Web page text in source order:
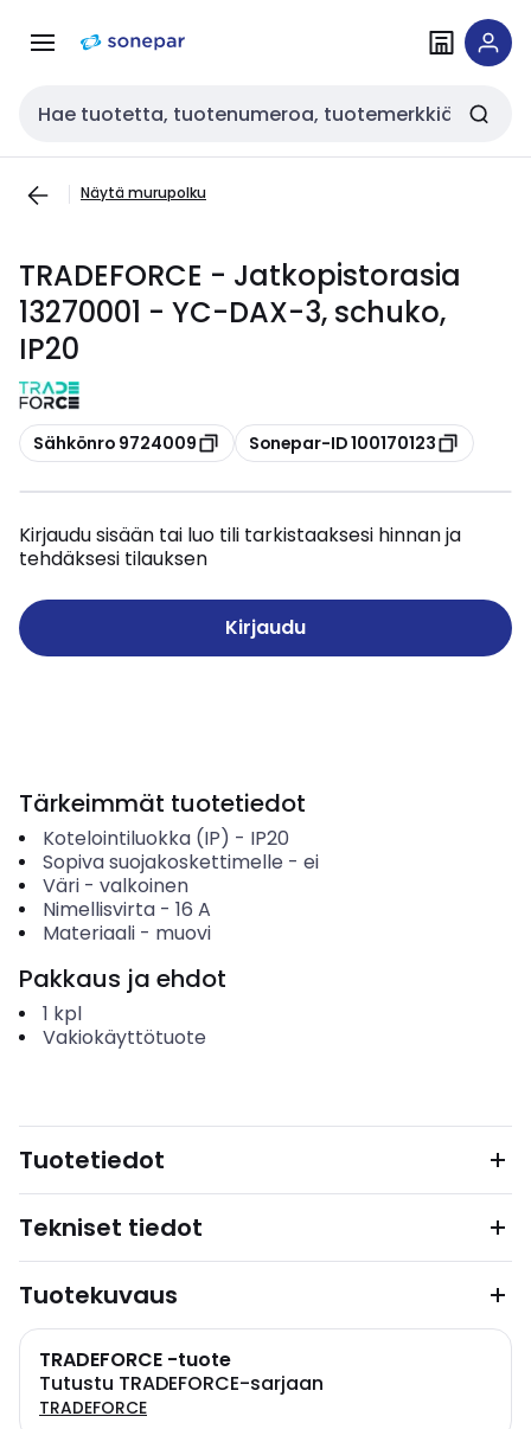
navigointiinsisältöön
Haku
Näytä murupolku
TRADEFORCE - Jatkopistorasia
13270001 - YC-DAX-3, schuko,
IP20
Kopioi
Sähkönro 9724009 Kopioi
Sonepar-ID 100170123
Kirjaudu sisään tai luo tili tarkistaaksesi hinnan ja
tehdäksesi tilauksen
Kirjaudu
Tärkeimmät tuotetiedot
Kotelointiluokka (IP) - IP20
Sopiva suojakoskettimelle - ei
Väri- valkoinen
Nimellisvirta- 16 A
Materiaali- muovi
Pakkaus ja ehdot
1 kpl
Vakiokäyttötuote
Tuotetiedot
Tekniset tiedot
Tuotekuvaus
TRADEFORCE -tuote
Tutustu TRADEFORCE-sarjaan
TRADEFORCE